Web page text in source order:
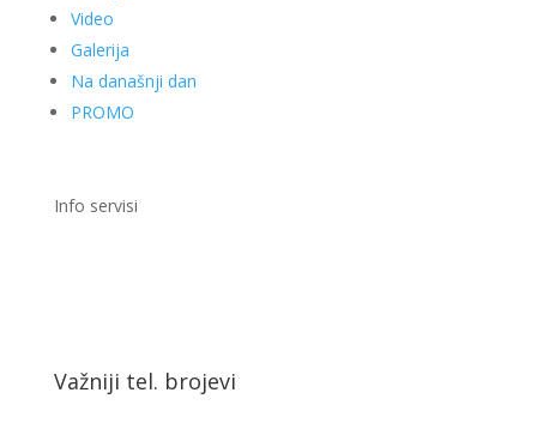
Video
Galerija
Na današnji dan
PROMO
Info servisi
Važniji tel. brojevi